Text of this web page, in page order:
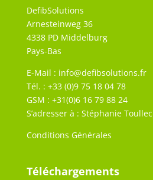
DefibSolutions
Arnesteinweg 36
4338 PD Middelburg
Pays-Bas
E-Mail : info@defibsolutions.fr
Tél. : +33 (0)9 75 18 04 78
GSM : +31(0)6 16 79 88 24
S’adresser à : Stéphanie Toullec
Conditions Générales
Téléchargements